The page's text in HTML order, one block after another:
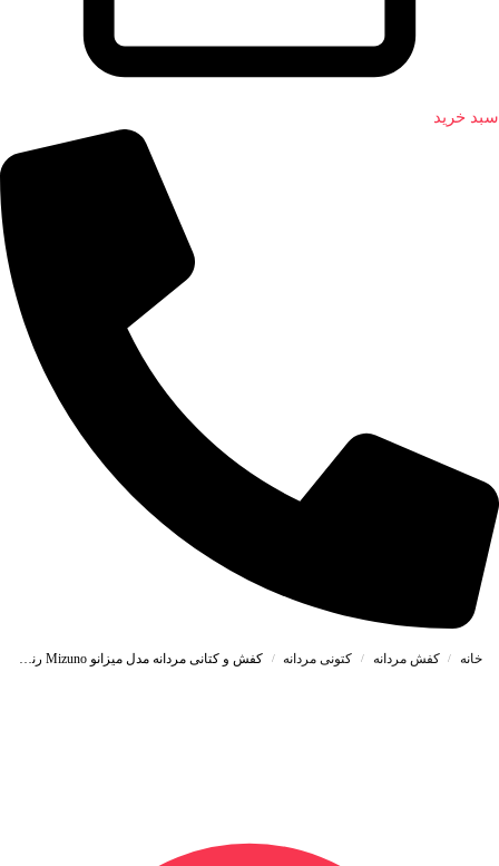
سبد خرید
خانه / کفش مردانه / کتونی مردانه / کفش و کتانی مردانه مدل میزانو Mizuno رنگ مشکی کد 2086